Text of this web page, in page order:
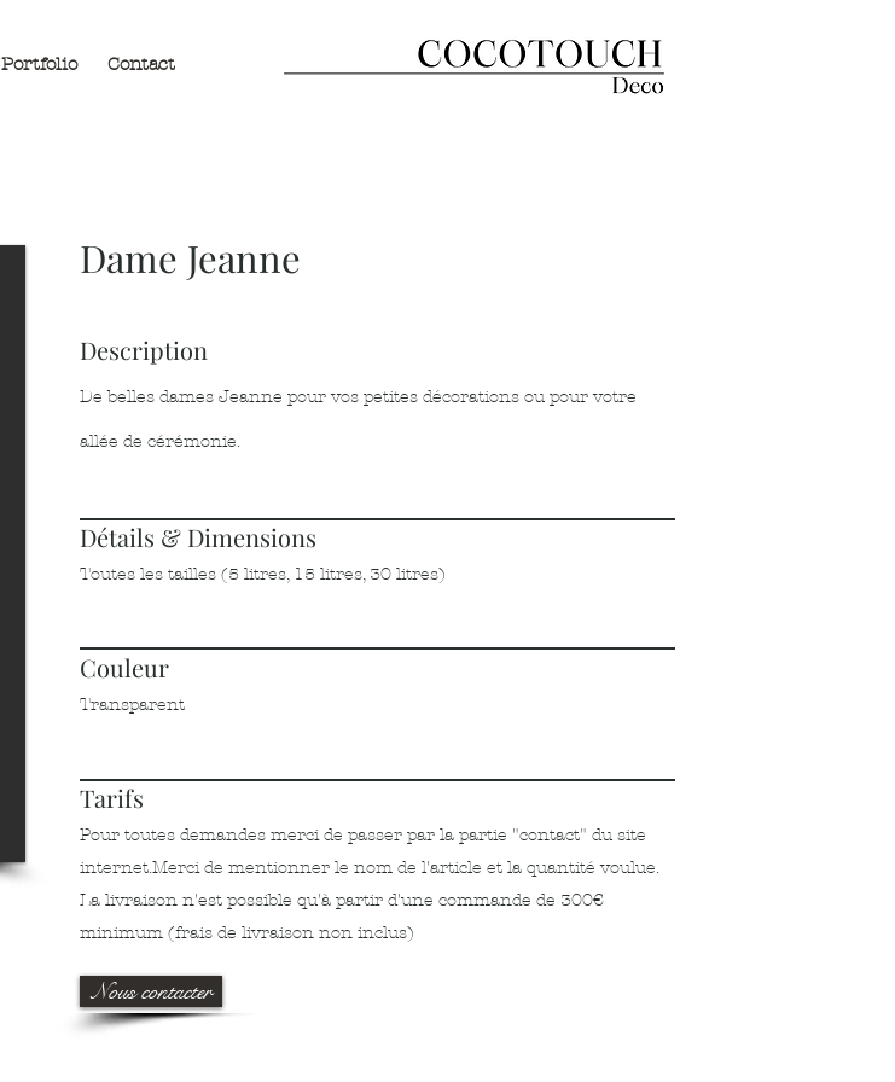
Portfolio Contact
Dame Jeanne
Description
De belles dames Jeanne pour vos petites décorations ou pour votre
allée de cérémonie.
Détails & Dimensions
Toutes les tailles (5 litres, 15 litres, 30 litres)
Couleur
Transparent
Tarifs
Pour toutes demandes merci de passer par la partie "contact" du site
internet.Merci de mentionner le nom de l'article et la quantité voulue.
La livraison n'est possible qu'à partir d'une commande de 300€
minimum (frais de livraison non inclus)
Nous contacter